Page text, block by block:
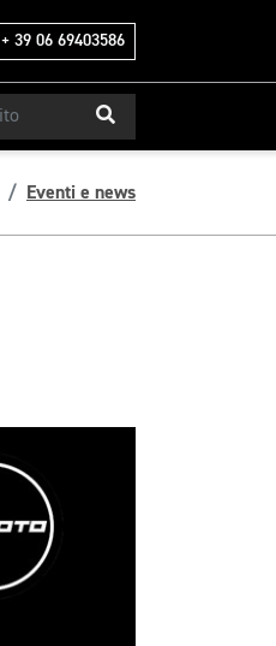
+ 39 06 69403586
Eventi e news